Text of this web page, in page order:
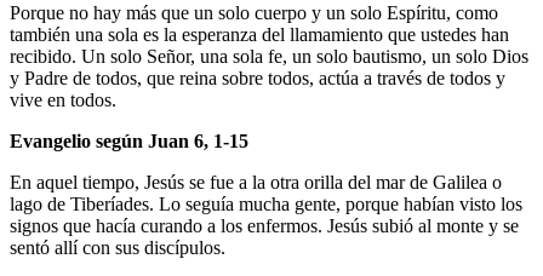
Porque no hay más que un solo cuerpo y un solo Espíritu, como
también una sola es la esperanza del llamamiento que ustedes han
recibido. Un solo Señor, una sola fe, un solo bautismo, un solo Dios
y Padre de todos, que reina sobre todos, actúa a través de todos y
vive en todos.
Evangelio según Juan 6, 1-15
En aquel tiempo, Jesús se fue a la otra orilla del mar de Galilea o
lago de Tiberíades. Lo seguía mucha gente, porque habían visto los
signos que hacía curando a los enfermos. Jesús subió al monte y se
sentó allí con sus discípulos.